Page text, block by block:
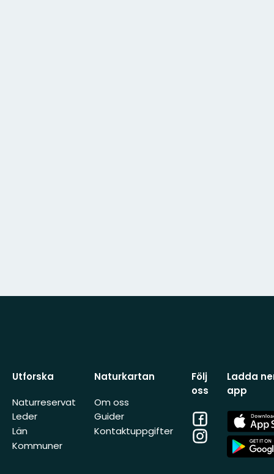
Utforska
Naturreservat
Leder
Län
Kommuner
Naturkartan
Om oss
Guider
Kontaktuppgifter
Följ
oss
Facebook
Instagram
Ladda
app
App
Store
App
Store